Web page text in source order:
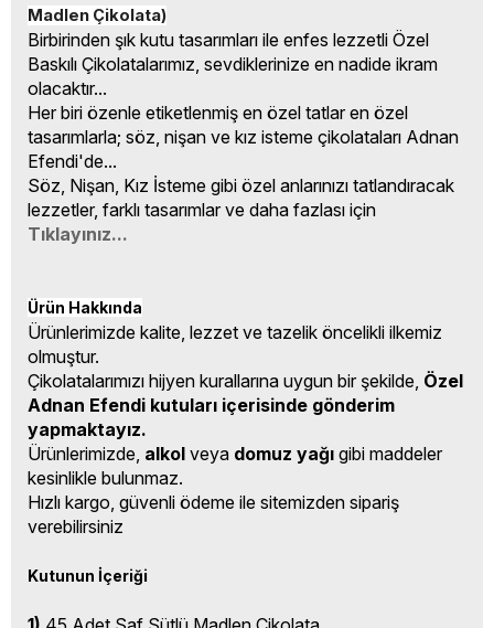
Madlen Çikolata)
Birbirinden şık kutu tasarımları ile enfes lezzetli Özel
Baskılı Çikolatalarımız, sevdiklerinize en nadide ikram
olacaktır...
Her biri özenle etiketlenmiş en özel tatlar en özel
tasarımlarla; söz, nişan ve kız isteme çikolataları Adnan
Efendi'de...
Söz, Nişan, Kız İsteme gibi özel anlarınızı tatlandıracak
lezzetler, farklı tasarımlar ve daha fazlası için
Tıklayınız...
Ürün Hakkında
Ürünlerimizde kalite, lezzet ve tazelik öncelikli ilkemiz
olmuştur.
Çikolatalarımızı hijyen kurallarına uygun bir şekilde, Özel
Adnan Efendi kutuları içerisinde gönderim
yapmaktayız.
Ürünlerimizde, alkol veya domuz yağı gibi maddeler
kesinlikle bulunmaz.
Hızlı kargo, güvenli ödeme ile sitemizden sipariş
verebilirsiniz
Kutunun İçeriği